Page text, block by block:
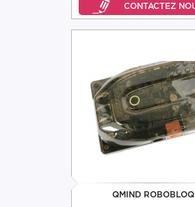
QMIND ROBOBLOQ